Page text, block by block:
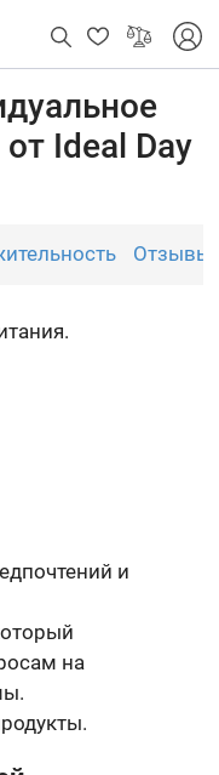
Ideal Day
Отзывы
и
на